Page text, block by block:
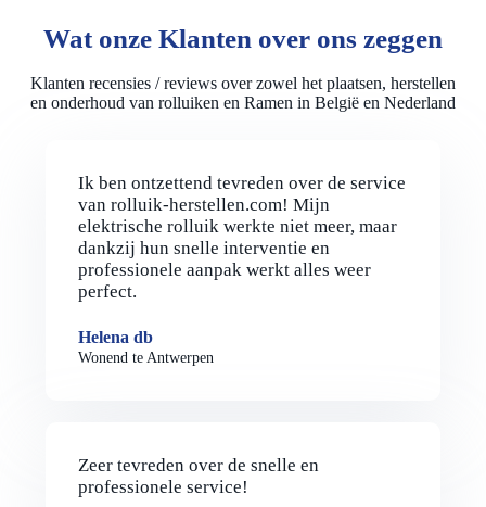
Wat onze Klanten over ons zeggen
Klanten recensies / reviews over zowel het plaatsen, herstellen
en onderhoud van rolluiken en Ramen in België en Nederland
Ik ben ontzettend tevreden over de service
van rolluik-herstellen.com! Mijn
elektrische rolluik werkte niet meer, maar
dankzij hun snelle interventie en
professionele aanpak werkt alles weer
perfect.
Helena db
Wonend te Antwerpen
Zeer tevreden over de snelle en
professionele service!